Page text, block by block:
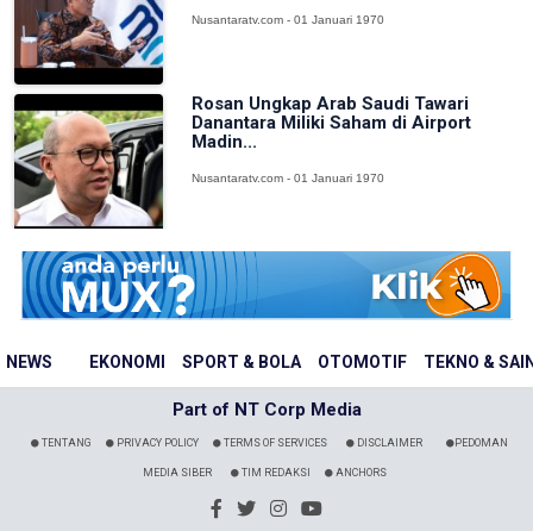
NEWS EKONOMI SPORT & BOLA OTOMOTIF TEKNO &
Nusantaratv.com - 01 Januari 1970
Rosan Ungkap Arab Saudi Tawari
Danantara Miliki Saham di Airport
Madin...
Nusantaratv.com - 01 Januari 1970
Part of NT Corp Media
TENTANG PRIVACY POLICY TERMS OF SERVICES DISCLAIMER PEDOMAN
MEDIA SIBER TIM REDAKSI ANCHORS